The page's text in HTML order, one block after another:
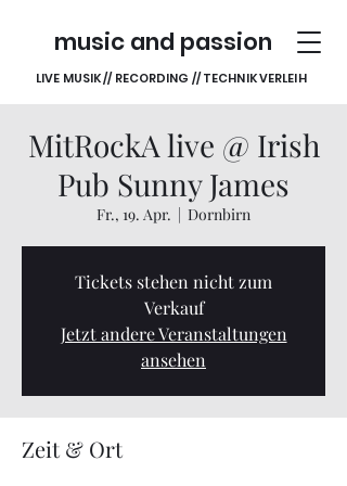
music and passion
LIVE MUSIK // RECORDING // TECHNIK VERLEIH
MitRockA live @ Irish
Pub Sunny James
Fr., 19. Apr.
  |
Dornbirn
Tickets stehen nicht zum
Verkauf
Jetzt andere Veranstaltungen
ansehen
Zeit & Ort